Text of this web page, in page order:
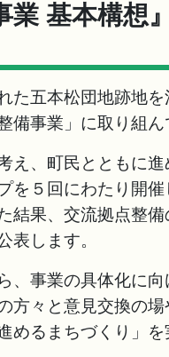
業 基本構想
五本松団地跡地を
備事業」に取り組ん
、町民とともに
を５回にわたり開
結果、交流拠点整
表します。
事業の具体化に向
方々と意見交換の
めるまちづくり」を